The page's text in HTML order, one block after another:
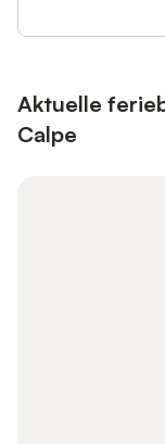
Aktuelle
Calpe